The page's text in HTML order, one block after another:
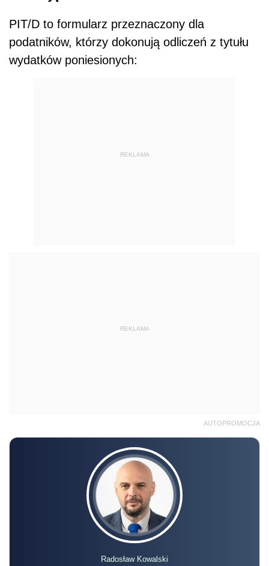
PIT/D to formularz przeznaczony dla
podatników, którzy dokonują odliczeń z tytułu
wydatków poniesionych:
REKLAMA
REKLAMA
AUTOPROMOCJA
Radosław Kowalski